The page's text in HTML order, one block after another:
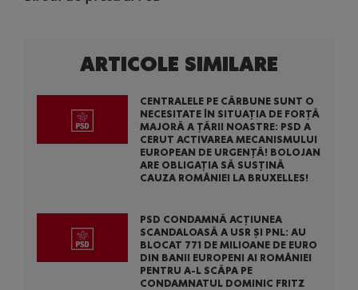
ARTICOLE SIMILARE
CENTRALELE PE CĂRBUNE SUNT O
NECESITATE ÎN SITUAȚIA DE FORȚĂ
MAJORĂ A ȚĂRII NOASTRE: PSD A
CERUT ACTIVAREA MECANISMULUI
EUROPEAN DE URGENȚĂ! BOLOJAN
ARE OBLIGAȚIA SĂ SUSȚINĂ
CAUZA ROMÂNIEI LA BRUXELLES!
PSD CONDAMNĂ ACȚIUNEA
SCANDALOASĂ A USR ȘI PNL: AU
BLOCAT 771 DE MILIOANE DE EURO
DIN BANII EUROPENI AI ROMÂNIEI
PENTRU A-L SCĂPA PE
CONDAMNATUL DOMINIC FRITZ